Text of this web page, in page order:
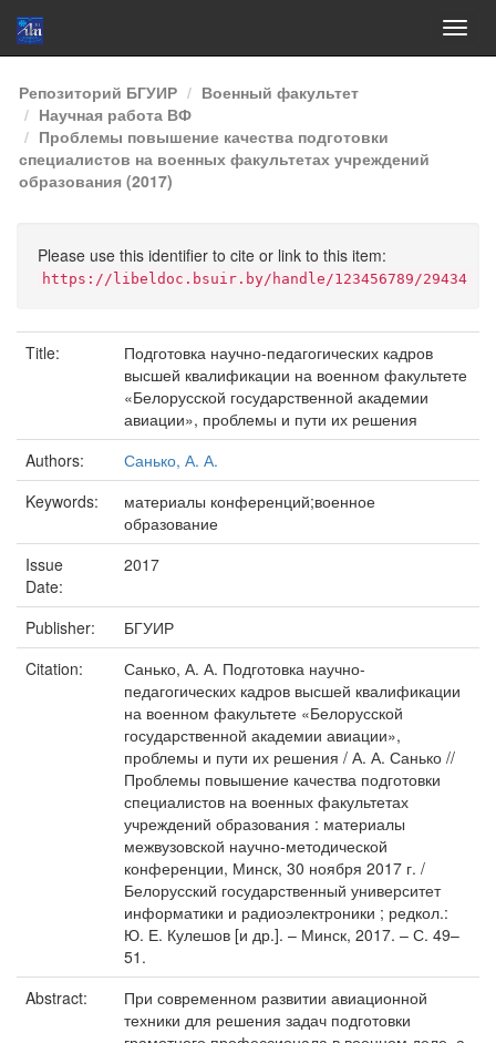
Skip
navigation
Репозиторий БГУИР
Военный факультет
Научная работа ВФ
Проблемы повышение качества подготовки
специалистов на военных факультетах учреждений
образования (2017)
Please use this identifier to cite or link to this item:
https://libeldoc.bsuir.by/handle/123456789/29434
Title:
Подготовка научно-педагогических кадров
высшей квалификации на военном факультете
«Белорусской государственной академии
авиации», проблемы и пути их решения
Authors:
Санько, А. А.
Keywords:
материалы конференций;военное
образование
Issue
Date:
2017
Publisher:
БГУИР
Citation:
Санько, А. А. Подготовка научно-
педагогических кадров высшей квалификации
на военном факультете «Белорусской
государственной академии авиации»,
проблемы и пути их решения / А. А. Санько //
Проблемы повышение качества подготовки
специалистов на военных факультетах
учреждений образования : материалы
межвузовской научно-методической
конференции, Минск, 30 ноября 2017 г. /
Белорусский государственный университет
информатики и радиоэлектроники ; редкол.:
Ю. Е. Кулешов [и др.]. – Минск, 2017. – С. 49–
51.
Abstract:
При современном развитии авиационной
техники для решения задач подготовки